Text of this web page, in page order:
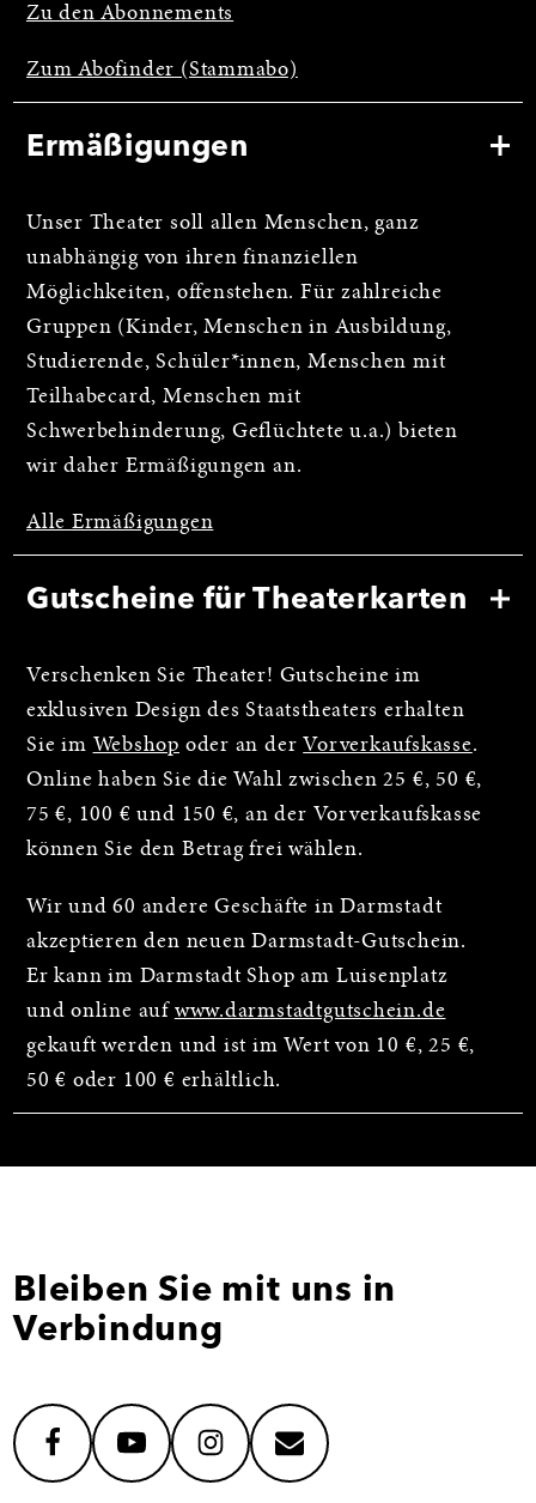
Zu den Abonnements
Zum Abofinder (Stammabo)
Ermäßigungen
Unser Theater soll allen Menschen, ganz
unabhängig von ihren finanziellen
Möglichkeiten, offenstehen. Für zahlreiche
Gruppen (Kinder, Menschen in Ausbildung,
Studierende, Schüler*innen, Menschen mit
Teilhabecard, Menschen mit
Schwerbehinderung, Geflüchtete u.a.) bieten
wir daher Ermäßigungen an.
Alle Ermäßigungen
Gutscheine für Theaterkarten
Verschenken Sie Theater! Gutscheine im
exklusiven Design des Staatstheaters erhalten
Sie im Webshop oder an der Vorverkaufskasse.
Online haben Sie die Wahl zwischen 25 €, 50 €,
75 €, 100 € und 150 €, an der Vorverkaufskasse
können Sie den Betrag frei wählen.
Wir und 60 andere Geschäfte in Darmstadt
akzeptieren den neuen Darmstadt-Gutschein.
Er kann im Darmstadt Shop am Luisenplatz
und online auf www.darmstadtgutschein.de
gekauft werden und ist im Wert von 10 €, 25 €,
50 € oder 100 € erhältlich.
Bleiben Sie mit uns in
Verbindung
facebookyoutubeinstagrammail